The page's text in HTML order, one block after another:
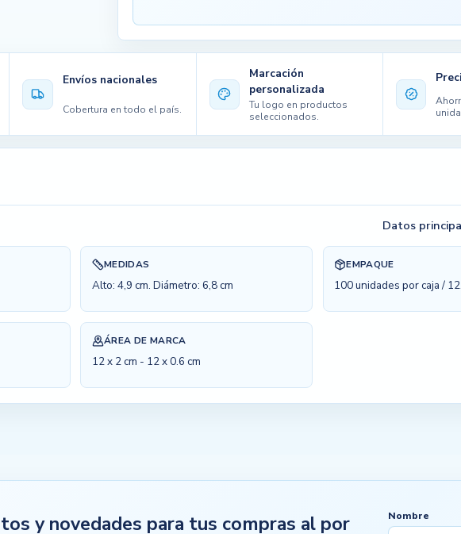
Envíos nacionales
Cobertura en todo el país.
Marcación
personalizada
Tu logo en productos
seleccionados.
Datos
MEDIDAS
Alto: 4,9 cm. Diámetro: 6,8 cm
EMPAQUE
100 unidades por caja /
ÁREA DE MARCA
12 x 2 cm - 12 x 0.6 cm
y novedades para tus compras al por
Nombre